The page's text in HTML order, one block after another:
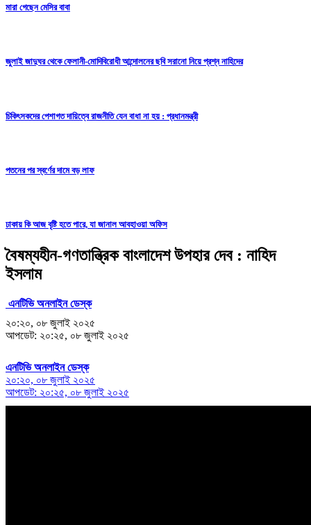
মারা গেছেন মেসির বাবা
জুলাই জাদুঘর থেকে ফেলানী-মোদিবিরোধী আন্দোলনের ছবি সরানো নিয়ে প্রশ্ন নাহিদের
চিকিৎসকদের পেশাগত দায়িত্বে রাজনীতি যেন বাধা না হয় : প্রধানমন্ত্রী
পতনের পর স্বর্ণের দামে বড় লাফ
ঢাকায় কি আজ বৃষ্টি হতে পারে, যা জানাল আবহাওয়া অফিস
বৈষম্যহীন-গণতান্ত্রিক বাংলাদেশ উপহার দেব : নাহিদ
ইসলাম
এনটিভি অনলাইন ডেস্ক
২০:২০, ০৮ জুলাই ২০২৫
আপডেট: ২০:২৫, ০৮ জুলাই ২০২৫
এনটিভি অনলাইন ডেস্ক
২০:২০, ০৮ জুলাই ২০২৫
আপডেট: ২০:২৫, ০৮ জুলাই ২০২৫